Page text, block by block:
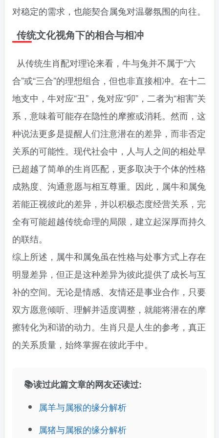
对稳定的需求，也能契合属兔对温馨氛围的向往。
传统文化视角下的相合与相冲
从传统生肖配对理论来看，牛与兔并不属于“六
合”或“三合”的理想组合，但也非直接相冲。在十二
地支中，牛对应“丑”，兔对应“卯”，二者为“相害”关
系，意味着可能存在隐性的摩擦或消耗。然而，这
种说法更多是提醒人们注意潜在的差异，而非否定
关系的可能性。现代社会中，人与人之间的相处早
已超越了简单的生肖匹配，更多取决于个体的性格
成熟度、沟通意愿与相互尊重。因此，属牛和属兔
若能正视彼此的差异，并以积极态度经营关系，完
全有可能超越传统命理的局限，建立起深厚而持久
的联结。
综上所述，属牛和属兔虽在性格与处事方式上存在
明显差异，但正是这种差异为彼此提供了成长与互
补的空间。无论是情感、友情还是事业合作，只要
双方愿意倾听、理解并适度调整，就能将潜在的摩
擦转化为和谐的动力。生肖只是人生的参考，真正
的关系质量，始终掌握在彼此手中。
📚读过此篇文章的网友还读过:
属羊与属猴的缘分解析
属猪与属猴的缘分解析